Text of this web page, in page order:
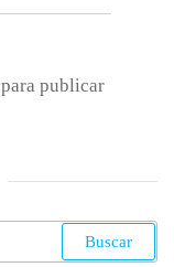
para publicar